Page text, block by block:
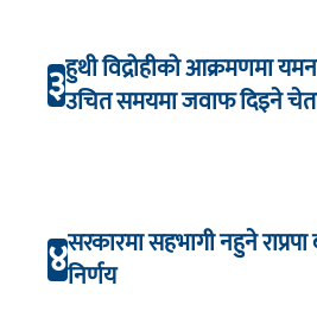
३हुथी विद्रोहीको आक्रमणमा
उचित समयमा जवाफ दिइने
४सरकारमा सहभागी नहुने
निर्णय